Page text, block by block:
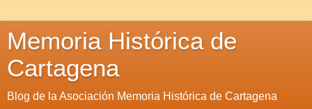
Memoria Histórica de
Cartagena
Blog de la Asociación Memoria Histórica de Cartagena